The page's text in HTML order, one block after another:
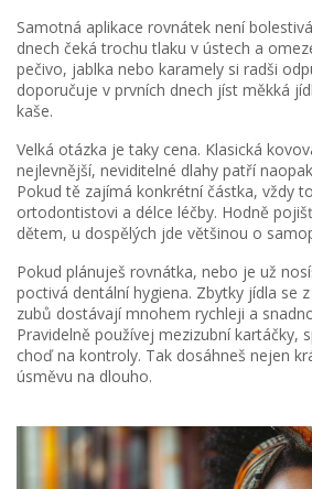
Samotná aplikace rovnátek není
dnech čeká trochu tlaku v ústech a
pečivo, jablka nebo karamely si radši
doporučuje v prvních dnech jíst měkká
kaše.
Velká otázka je taky cena. Klasická
nejlevnější, neviditelné dlahy patří
Pokud tě zajímá konkrétní částka, vždy
ortodontistovi a délce léčby. Hodně
dětem, u dospělých jde většinou o
Pokud plánuješ rovnátka, nebo je už
poctivá dentální hygiena. Zbytky jídla se
zubů dostávají mnohem rychleji a
Pravidelně používej mezizubní kartáčky,
choď na kontroly. Tak dosáhneš nejen
úsměvu na dlouho.